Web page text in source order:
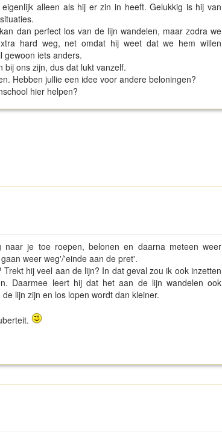
alleen als hij er zin in heeft. Gelukkig is hij van
dan perfect los van de lijn wandelen, maar zodra we
hard weg, net omdat hij weet dat we hem willen
gewoon iets anders.
ons zijn, dus dat lukt vanzelf.
Hebben jullie een idee voor andere beloningen?
hier helpen?
je toe roepen, belonen en daarna meteen weer
weer weg'/'einde aan de pret'.
hij veel aan de lijn? In dat geval zou ik ook inzetten
Daarmee leert hij dat het aan de lijn wandelen ook
lijn zijn en los lopen wordt dan kleiner.